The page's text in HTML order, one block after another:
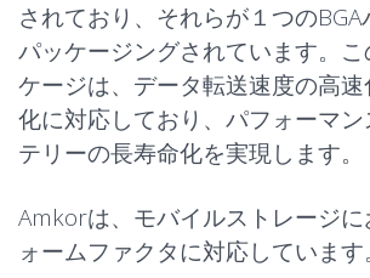
されており、それらが１つの
パッケージングされています。
ケージは、データ転送速度の高
化に対応しており、パフォーマ
テリーの長寿命化を実現します。
Amkorは、モバイルストレージ
ォームファクタに対応しています。